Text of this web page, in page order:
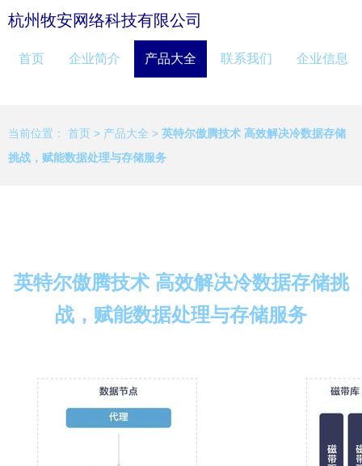
杭州牧安网络科技有限公司
首页 企业简介 产品大全 联系我们 企业信息
当前位置： 首页 > 产品大全 > 英特尔傲腾技术 高效解决冷数据存储
挑战，赋能数据处理与存储服务
英特尔傲腾技术 高效解决冷数据存储挑
战，赋能数据处理与存储服务